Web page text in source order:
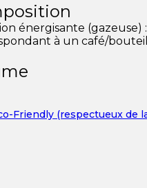
énergisante
à un café/
Friendly (respectueux de